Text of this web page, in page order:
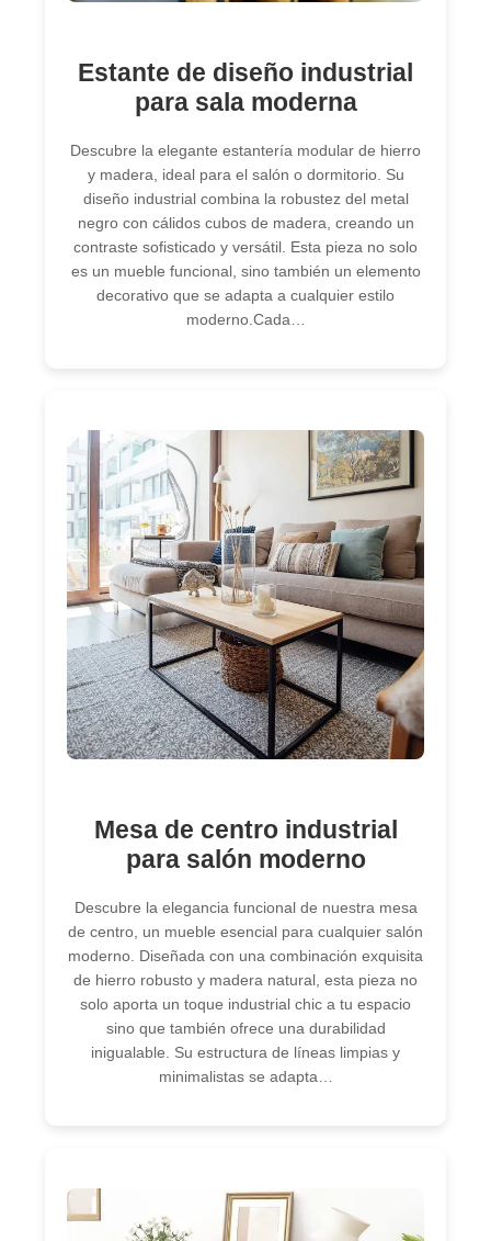
Estante de diseño industrial
para sala moderna
Descubre la elegante estantería modular de hierro
y madera, ideal para el salón o dormitorio. Su
diseño industrial combina la robustez del metal
negro con cálidos cubos de madera, creando un
contraste sofisticado y versátil. Esta pieza no solo
es un mueble funcional, sino también un elemento
decorativo que se adapta a cualquier estilo
moderno.Cada…
Mesa de centro industrial
para salón moderno
Descubre la elegancia funcional de nuestra mesa
de centro, un mueble esencial para cualquier salón
moderno. Diseñada con una combinación exquisita
de hierro robusto y madera natural, esta pieza no
solo aporta un toque industrial chic a tu espacio
sino que también ofrece una durabilidad
inigualable. Su estructura de líneas limpias y
minimalistas se adapta…